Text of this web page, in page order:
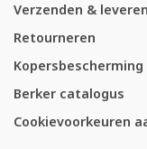
Verzenden & leveren
Retourneren
Kopersbescherming
Berker catalogus
Cookievoorkeuren